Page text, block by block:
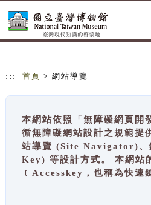
::: 首頁 > 網站導覽
本網站依照「無障礙網頁開
循無障礙網站設計之規範提
站導覽 (Site Navigator)、
Key) 等設計方式。 本網站
﹝Accesskey，也稱為快速